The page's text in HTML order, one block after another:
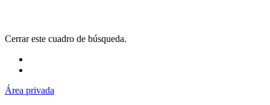
Cerrar este cuadro de búsqueda.
Área privada